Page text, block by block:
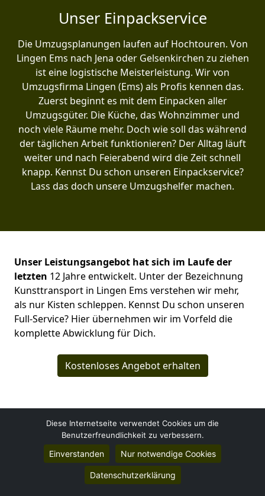
Unser Einpackservice
Die Umzugsplanungen laufen auf Hochtouren. Von
Lingen Ems nach Jena oder Gelsenkirchen zu ziehen
ist eine logistische Meisterleistung. Wir von
Umzugsfirma Lingen (Ems) als Profis kennen das.
Zuerst beginnt es mit dem Einpacken aller
Umzugsgüter. Die Küche, das Wohnzimmer und
noch viele Räume mehr. Doch wie soll das während
der täglichen Arbeit funktionieren? Der Alltag läuft
weiter und nach Feierabend wird die Zeit schnell
knapp. Kennst Du schon unseren Einpackservice?
Lass das doch unsere Umzugshelfer machen.
Unser Leistungsangebot hat sich im Laufe der
letzten 12 Jahre entwickelt. Unter der Bezeichnung
Kunsttransport in Lingen Ems verstehen wir mehr,
als nur Kisten schleppen. Kennst Du schon unseren
Full-Service? Hier übernehmen wir im Vorfeld die
komplette Abwicklung für Dich.
Kostenloses Angebot erhalten
Umzugsfirma Lingen (Ems)
Diese Internetseite verwendet Cookies um die
Benutzerfreundlichkeit zu verbessern.
Einverstanden Nur notwendige Cookies
Datenschutzerklärung